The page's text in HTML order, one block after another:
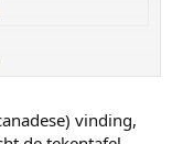
100042&F=0
van mijnvinding,